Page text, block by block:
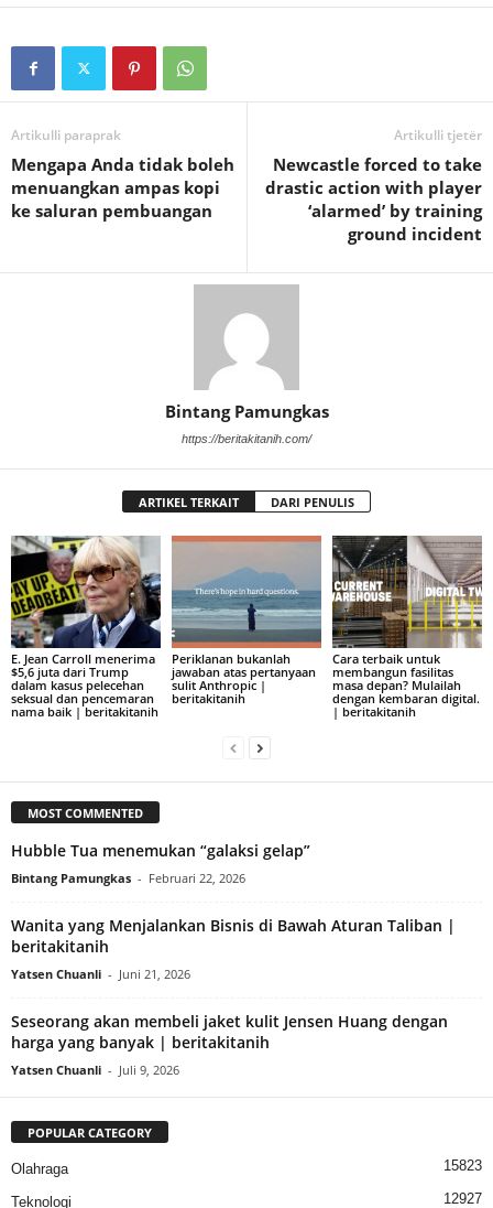
Artikulli paraprak
Mengapa Anda tidak boleh
menuangkan ampas kopi
ke saluran pembuangan
Artikulli tjetër
Newcastle forced to take
drastic action with player
‘alarmed’ by training
ground incident
Bintang Pamungkas
https://beritakitanih.com/
ARTIKEL TERKAIT DARI PENULIS
E. Jean Carroll menerima
$5,6 juta dari Trump
dalam kasus pelecehan
seksual dan pencemaran
nama baik | beritakitanih
Periklanan bukanlah
jawaban atas pertanyaan
sulit Anthropic |
beritakitanih
Cara terbaik untuk
membangun fasilitas
masa depan? Mulailah
dengan kembaran digital.
| beritakitanih
MOST COMMENTED
Hubble Tua menemukan “galaksi gelap”
Bintang Pamungkas - Februari 22, 2026
Wanita yang Menjalankan Bisnis di Bawah Aturan Taliban |
beritakitanih
Yatsen Chuanli - Juni 21, 2026
Seseorang akan membeli jaket kulit Jensen Huang dengan
harga yang banyak | beritakitanih
Yatsen Chuanli - Juli 9, 2026
POPULAR CATEGORY
Olahraga 15823
Teknologi 12927